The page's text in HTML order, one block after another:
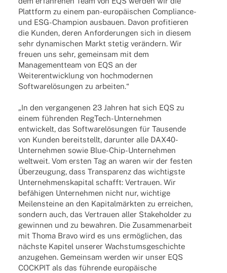
Platt­form zu einem pan-euro­­päi­­schen Compli­­ance-
und ESG-Cham­pion ausbauen. Davon profi­tie­ren
die Kunden, deren Anfor­de­run­gen sich in diesem
sehr dyna­mi­schen Markt stetig verän­dern. Wir
freuen uns sehr, gemein­sam mit dem
Manage­ment­team von EQS an der
Weiter­ent­wick­lung von hoch­mo­der­nen
Soft­ware­lö­sun­gen zu arbeiten.“
„In den vergan­ge­nen 23 Jahren hat sich EQS zu
einem führen­den RegTech-Unter­­neh­­men
entwi­ckelt, das Soft­ware­lö­sun­gen für Tausende
von Kunden bereit­stellt, darun­ter alle DAX40-
Unter­­neh­­men sowie Blue-Chip-Unter­­neh­­men
welt­weit. Vom ersten Tag an waren wir der festen
Über­zeu­gung, dass Trans­pa­renz das wich­tigste
Unter­neh­mens­ka­pi­tal schafft: Vertrauen. Wir
befä­hi­gen Unter­neh­men nicht nur, wich­tige
Meilen­steine an den Kapi­tal­märk­ten zu errei­chen,
sondern auch, das Vertrauen aller Stake­hol­der zu
gewin­nen und zu bewah­ren. Die Zusam­men­ar­beit
mit Thoma Bravo wird es uns ermög­li­chen, das
nächste Kapi­tel unse­rer Wachs­tums­ge­schichte
anzu­ge­hen. Gemein­sam werden wir unser EQS
COCKPIT als das führende euro­päi­sche